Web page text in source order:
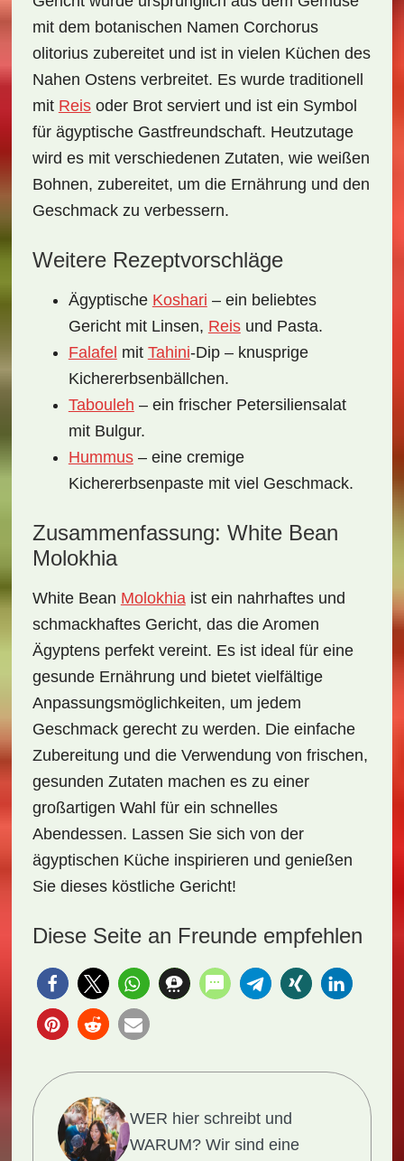
mit dem botanischen Namen Corchorus
olitorius zubereitet und ist in vielen Küchen des
Nahen Ostens verbreitet. Es wurde traditionell
mit Reisoder Brot serviert und ist ein Symbol
für ägyptische Gastfreundschaft. Heutzutage
wird es mit verschiedenen Zutaten, wie weißen
Bohnen, zubereitet, um die Ernährung und den
Geschmack zu verbessern.
Weitere Rezeptvorschläge
Ägyptische Koshari – ein beliebtes
Gericht mit Linsen, Reisund Pasta.
Falafel mit Tahini-Dip – knusprige
Kichererbsenbällchen.
Tabouleh – ein frischer Petersiliensalat
mit Bulgur.
Hummus– eine cremige
Kichererbsenpaste mit viel Geschmack.
Zusammenfassung: White Bean
Molokhia
White Bean Molokhiaist ein nahrhaftes und
schmackhaftes Gericht, das die Aromen
Ägyptens perfekt vereint. Es ist ideal für eine
gesunde Ernährung und bietet vielfältige
Anpassungsmöglichkeiten, um jedem
Geschmack gerecht zu werden. Die einfache
Zubereitung und die Verwendung von frischen,
gesunden Zutaten machen es zu einer
großartigen Wahl für ein schnelles
Abendessen. Lassen Sie sich von der
ägyptischen Küche inspirieren und genießen
Sie dieses köstliche Gericht!
Diese Seite an Freunde empfehlen
WER hier schreibt und
WARUM?Wir sind eine